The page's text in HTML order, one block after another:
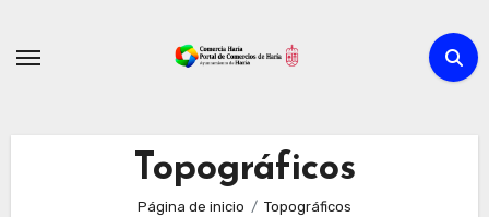
Topográficos
Página de inicio Topográficos